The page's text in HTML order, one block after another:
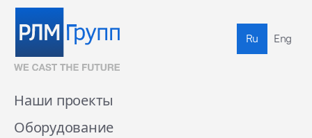
Ru Eng
Наши проекты
Оборудование